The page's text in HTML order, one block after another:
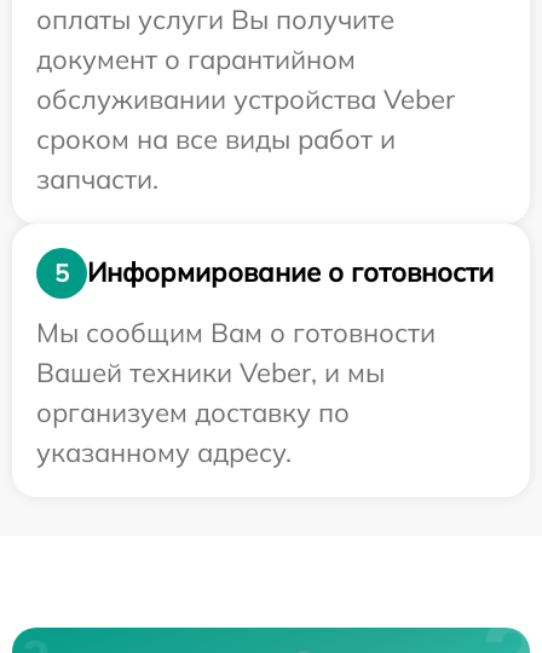
оплаты услуги Вы получите
документ о гарантийном
обслуживании устройства Veber
сроком на все виды работ и
запчасти.
5
Информирование о готовности
Мы сообщим Вам о готовности
Вашей техники Veber, и мы
организуем доставку по
указанному адресу.